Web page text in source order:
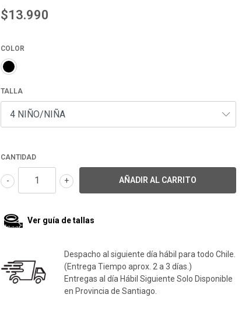
$13.990
COLOR
TALLA
CANTIDAD
+
-
Ver guía de tallas
Despacho al siguiente día hábil para todo Chile.
(Entrega Tiempo aprox. 2 a 3 días.)
Entregas al día Hábil Siguiente Solo Disponible
en Provincia de Santiago.